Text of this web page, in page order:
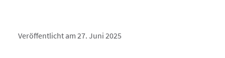
Veröffentlicht am 27. Juni 2025